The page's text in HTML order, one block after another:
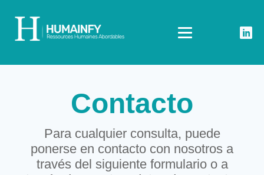
Contacto
Para cualquier consulta, puede
ponerse en contacto con nosotros a
través del siguiente formulario o a